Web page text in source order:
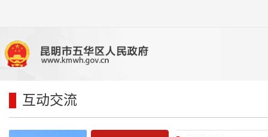
互动交流